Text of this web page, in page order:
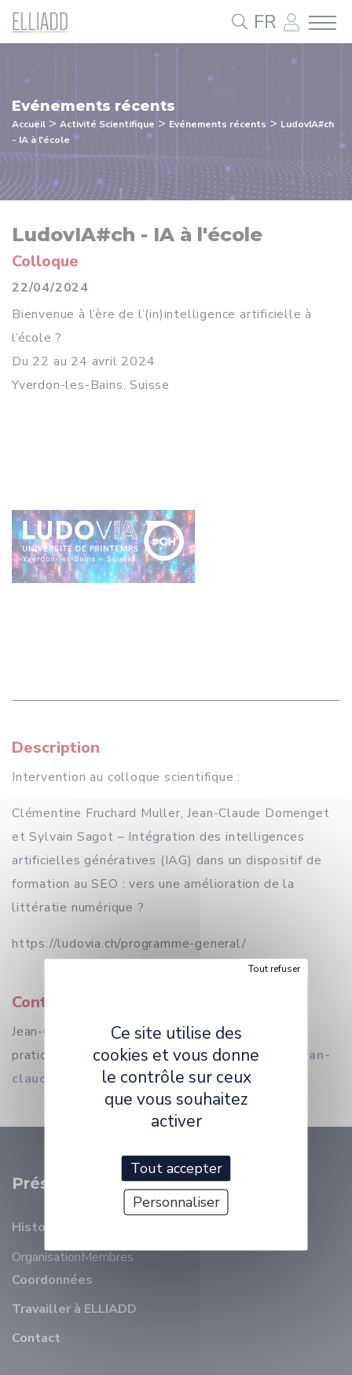
FR
Evénements récents
Accueil > Activité Scientifique > Evénements récents > LudovIA#ch
- IA à l'école
LudovIA#ch - IA à l'école
Colloque
22/04/2024
Bienvenue à l’ère de l’(in)intelligence artificielle à
l’école ?
Du 22 au 24 avril 2024
Yverdon-les-Bains, Suisse
Description
Intervention au colloque scientifique :
Clémentine Fruchard Muller, Jean-Claude Domenget
et Sylvain Sagot – Intégration des intelligences
artificielles génératives (IAG) dans un dispositif de
formation au SEO : vers une amélioration de la
littératie numérique ?
https://ludovia.ch/programme-general/
Contact
Jean-Claude Domenget (Pôle Médiations et
pratiques numériques - ELLLIADD UR 4661) :
jean-
claude.domenget@univ-fcomte.fr
Présentation
Histoire
OrganisationMembres
Coordonnées
Travailler à ELLIADD
Contact
Panneau de gestion des cookies
Ce site utilise des
cookies et vous donne
le contrôle sur ceux
que vous souhaitez
activer
Tout accepter
Tout refuser
Personnaliser